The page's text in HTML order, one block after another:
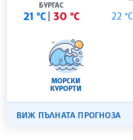
БУРГАС
21 °C 30 °C 22 °C
МОРСКИ
КУРОРТИ
ВИЖ ПЪЛНАТА ПРОГНОЗА